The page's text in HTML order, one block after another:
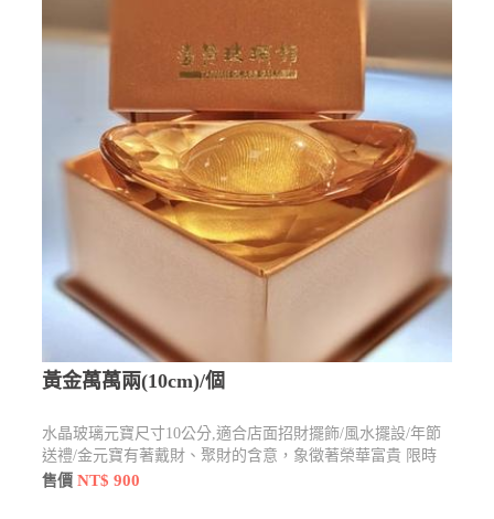
黃金萬萬兩(10cm)/個
水晶玻璃元寶尺寸10公分,適合店面招財擺飾/風水擺設/年節
送禮/金元寶有著戴財、聚財的含意，象徵著榮華富貴 限時
優惠買一送一只要$900元
售價NT$ 900